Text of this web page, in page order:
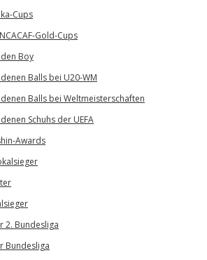
Cups
Gold-Cups
Boy
Balls bei U20-WM
Balls bei Weltmeisterschaften
Schuhs der UEFA
Awards
2. Bundesliga
Bundesliga